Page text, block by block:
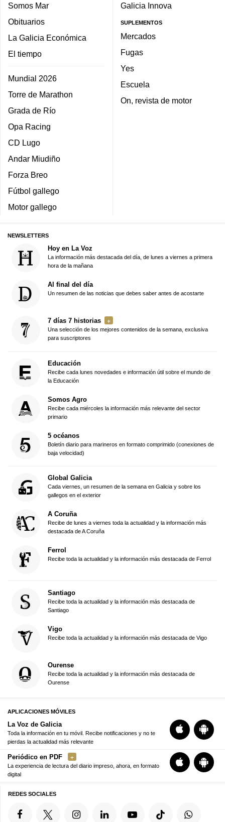
Somos Mar
Obituarios
La Galicia Económica
El tiempo
Mundial 2026
Torre de Marathon
Grada de Río
Opa Racing
CD Lugo
Andar Miudiño
Forza Breo
Fútbol gallego
Motor gallego
Galicia Innova
SUPLEMENTOS
Mercados
Fugas
Yes
Escuela
On, revista de motor
NEWSLETTERS
Hoy en La Voz
La información más destacada del día, de lunes a viernes a primera
hora de la mañana
Al final del día
Un resumen de las noticias que debes saber antes de acostarte
7 días 7 historias
Una selección de los mejores contenidos de la semana, exclusiva
para suscriptores
Educación
Recibe cada lunes novedades e información útil sobre el mundo de
la Educación
Somos Agro
Recibe cada miércoles la información más relevante del sector
primario
5 océanos
Boletín diario para marineros en formato comprimido (conexiones de
baja velocidad)
Global Galicia
Cada viernes, un resumen de la semana en Galicia y sobre los
gallegos en el exterior
A Coruña
Recibe de lunes a viernes toda la actualidad y la información más
destacada de A Coruña
Ferrol
Recibe toda la actualidad y la información más destacada de Ferrol
Santiago
Recibe toda la actualidad y la información más destacada de
Santiago
Vigo
Recibe toda la actualidad y la información más destacada de Vigo
Ourense
Recibe toda la actualidad y la información más destacada de
Ourense
APLICACIONES MÓVILES
La Voz de Galicia
Toda la información en tu móvil. Recibe notificaciones y no te
pierdas la actualidad más relevante
Periódico en PDF
La experiencia de lectura del diario impreso, ahora, en formato
digital
REDES SOCIALES